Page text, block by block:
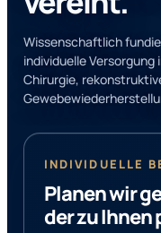
Wissenschaftlich
individuelle
Chirurgie,
INDIVIDUELLE
Planen wir
der zu Ihnen